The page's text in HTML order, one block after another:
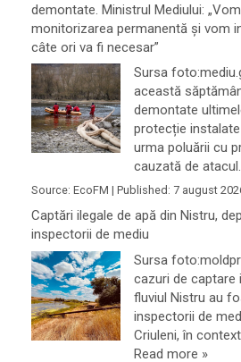
demontate. Ministrul Mediului:
monitorizarea permanentă și vom
câte ori va fi necesar”
Sursa
această
demontate
protecție
urma poluării cu
cauzată de
Source:EcoFM |Published: 7 august
Captări ilegale de apă din Nistru,
inspectorii de mediu
Sursa
cazuri de captare
fluviul Nistru au
inspectorii de
Criuleni, în
Read more »